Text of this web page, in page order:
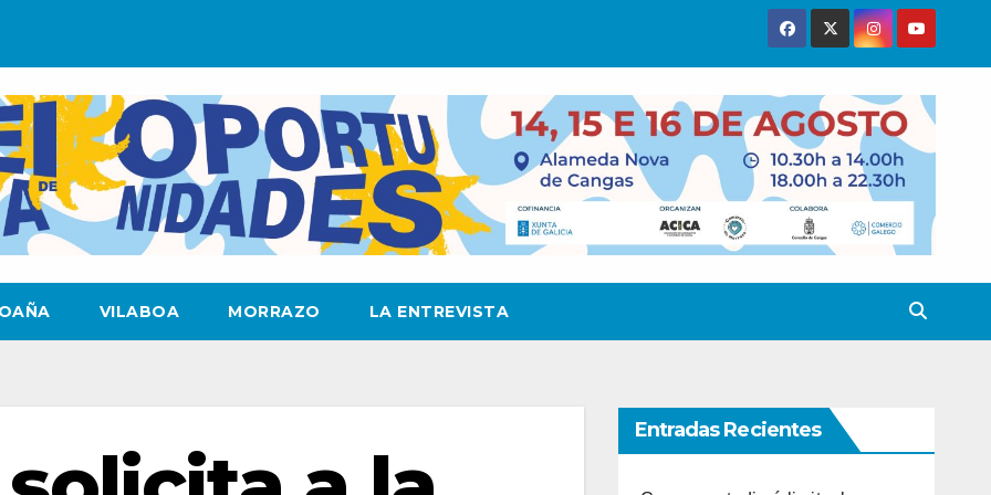
VILABOA MORRAZO LA ENTREVISTA
Entradas Recientes